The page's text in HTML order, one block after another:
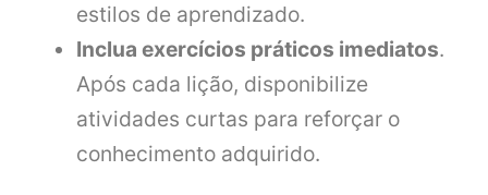
estilos de aprendizado.
Inclua exercícios práticos imediatos.
Após cada lição, disponibilize
atividades curtas para reforçar o
conhecimento adquirido.